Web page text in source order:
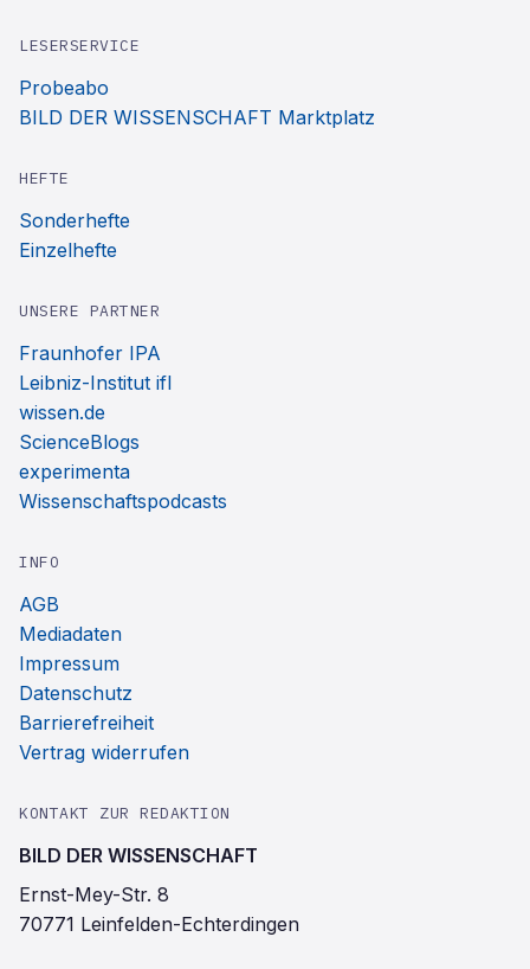
LESERSERVICE
Probeabo
BILD DER WISSENSCHAFT Marktplatz
HEFTE
Sonderhefte
Einzelhefte
UNSERE PARTNER
Fraunhofer IPA
Leibniz-Institut ifl
wissen.de
ScienceBlogs
experimenta
Wissenschaftspodcasts
INFO
AGB
Mediadaten
Impressum
Datenschutz
Barrierefreiheit
Vertrag widerrufen
KONTAKT ZUR REDAKTION
BILD DER WISSENSCHAFT
Ernst-Mey-Str. 8
70771 Leinfelden-Echterdingen